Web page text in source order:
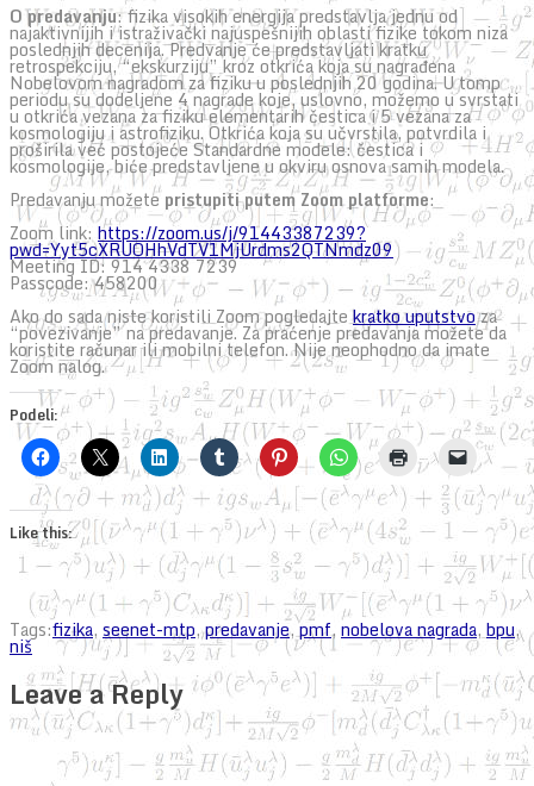
O predavanju: fizika visokih energija predstavlja jednu od
najaktivnijih i istraživački najuspešnijih oblasti fizike tokom niza
poslednjih decenija. Predvanje će predstavljati kratku
retrospekciju, “ekskurziju” kroz otkrića koja su nagrađena
Nobelovom nagradom za fiziku u poslednjih 20 godina. U tomp
periodu su dodeljene 4 nagrade koje, uslovno, možemo u svrstati
u otkrića vezana za fiziku elementarih čestica i 5 vezana za
kosmologiju i astrofiziku. Otkrića koja su učvrstila, potvrdila i
proširila već postojeće Standardne modele: čestica i
kosmologije, biće predstavljene u okviru osnova samih modela.
Predavanju možete pristupiti putem Zoom platforme:
Zoom link: https://zoom.us/j/91443387239?
pwd=Yyt5cXRUOHhVdTV1MjUrdms2QTNmdz09
Meeting ID: 914 4338 7239
Passcode: 458200
Ako do sada niste koristili Zoom pogledajtekratko uputstvoza
“povezivanje” na predavanje. Za praćenje predavanja možete da
koristite računar ili mobilni telefon. Nije neophodno da imate
Zoom nalog.
Podeli:
Like this:
Tags:fizika, seenet-mtp,predavanje,pmf, nobelova nagrada, bpu,
niš
Leave a Reply